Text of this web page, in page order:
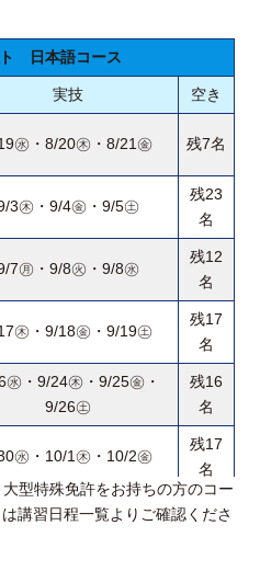
日本語コース
実技 空き
㊌・8/20㊍・8/21㊎ 残7名
3㊍・9/4㊎・9/5㊏
残23
名
7㊊・9/8㊋・9/8㊌
残12
名
㊍・9/18㊎・9/19㊏
残17
名
㊌・9/24㊍・9/25㊎・
9/26㊏
残16
名
㊌・10/1㊍・10/2㊎
残17
名
10/3㊏
残10
型特殊免許をお持ちの方のコー
程一覧よりご確認くださ